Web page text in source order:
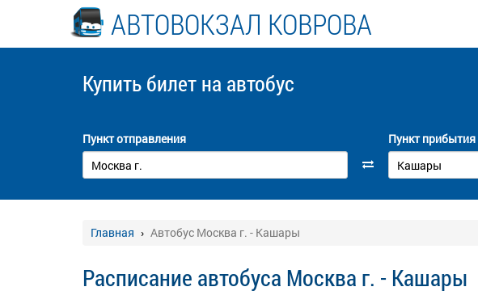
АВТОВОКЗАЛ КОВРОВА
Купить билет на автобус
Пункт отправления Пункт прибытия
Главная Автобус Москва г. - Кашары
Расписание автобуса Москва г. - Кашары